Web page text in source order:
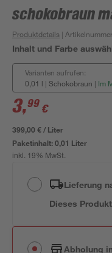
schokobraun
Produktdetails | Artikelnummer
Inhalt und Farbe
Varianten aufrufen:
0,01 l | Schokobraun | Im
3,99 €
399,00 € / Liter
Paketinhalt:0,01 Liter
inkl. 19% MwSt.
Lieferung
Dieses
Abholung